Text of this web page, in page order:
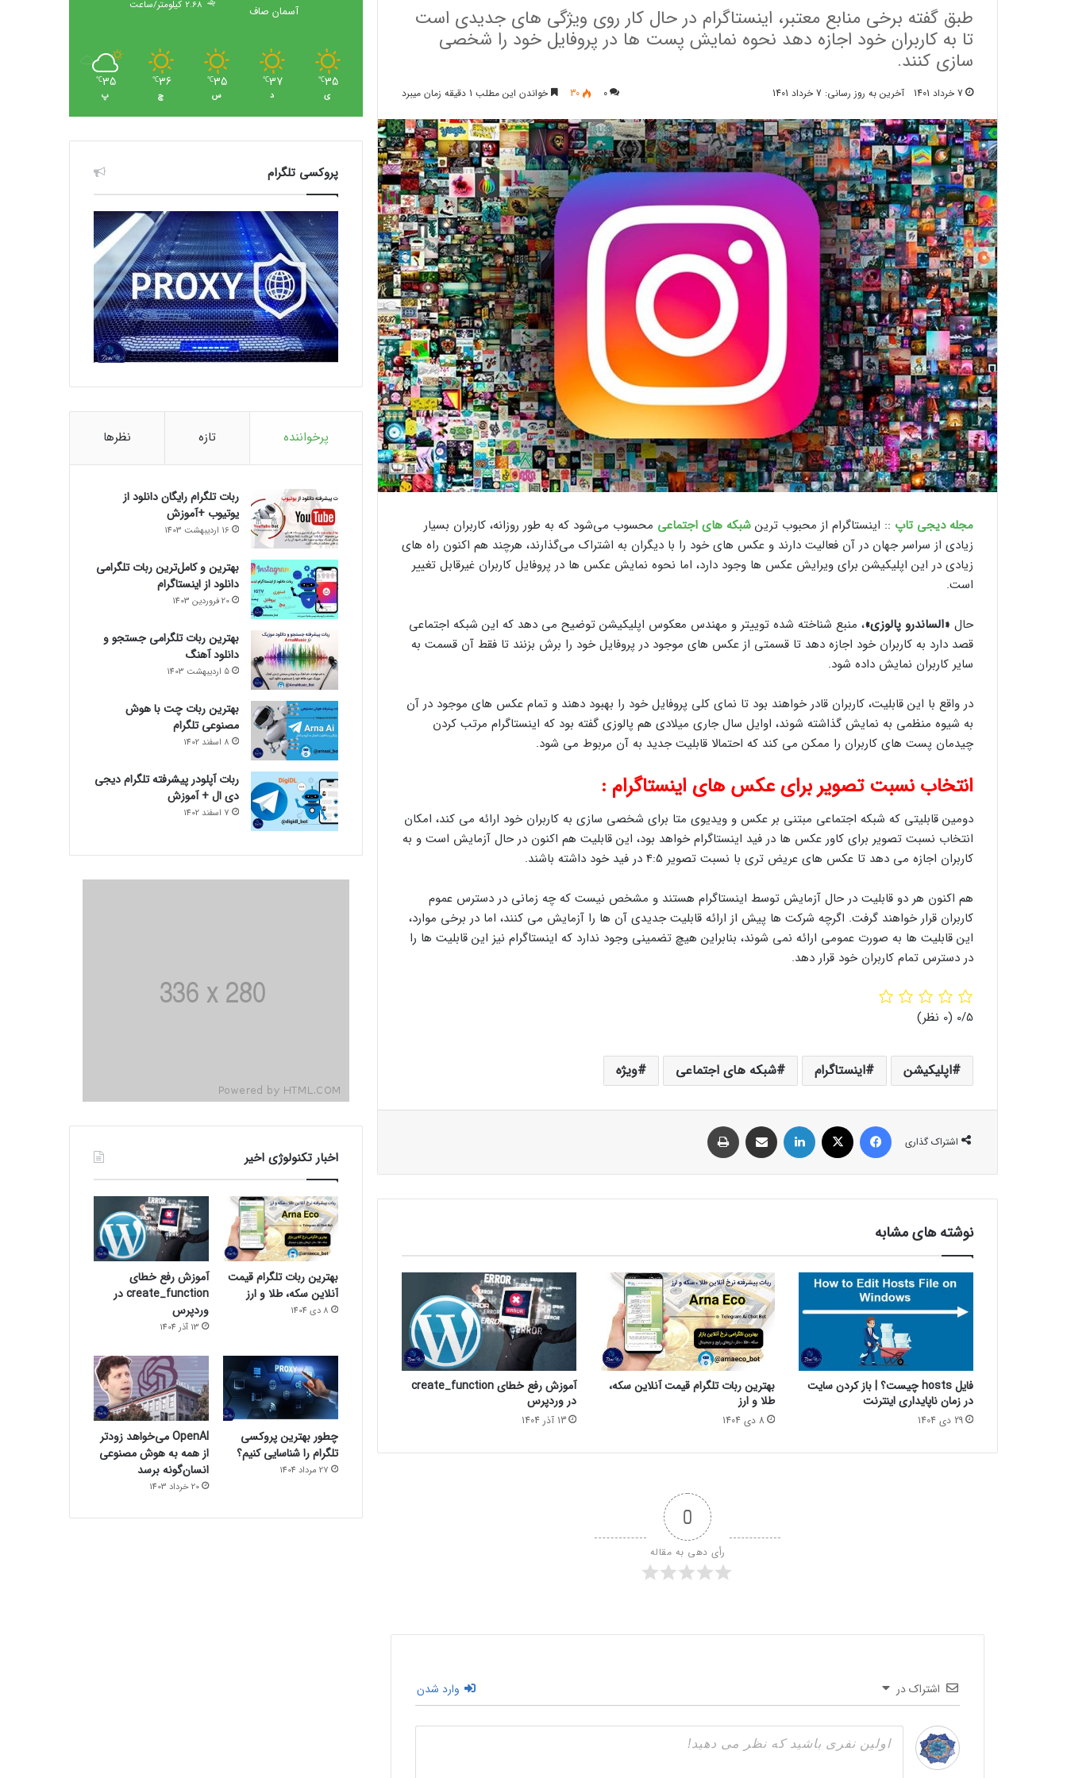
طبق گفته برخی منابع معتبر، اینستاگرام در حال کار روی ویژگی‌ های جدیدی است
تا به کاربران خود اجازه دهد نحوه نمایش پست‌ ها در پروفایل خود را شخصی
‌سازی کنند.
7 خرداد 1401 آخرین به روز رسانی: 7 خرداد 1401 0
30 خواندن این مطلب 1 دقیقه زمان میبرد
مجله دیجی تاپ :: اینستاگرام از محبوب ‌ترین شبکه ‌های اجتماعی محسوب می‌شود که به طور روزانه، کاربران بسیار
زیادی از سراسر جهان در آن فعالیت دارند و عکس ‌های خود را با دیگران به اشتراک می‌گذارند، هرچند هم اکنون راه ‌های
زیادی در این اپلیکیشن برای ویرایش عکس‌ ها وجود دارد، اما نحوه نمایش عکس ‌ها در پروفایل کاربران غیرقابل تغییر
است.
حال «الساندرو پالوزی»، منبع شناخته شده توییتر و مهندس معکوس اپلیکیشن توضیح می ‌دهد که این شبکه اجتماعی
قصد دارد به کاربران خود اجازه دهد تا قسمتی از عکس ‌های موجود در پروفایل خود را برش بزنند تا فقط آن قسمت به
سایر کاربران نمایش داده شود.
در واقع با این قابلیت، کاربران قادر خواهند بود تا نمای کلی پروفایل خود را بهبود دهند و تمام عکس ‌های موجود در آن
به شیوه منظمی به نمایش گذاشته شوند، اوایل سال جاری میلادی هم پالوزی گفته بود که اینستاگرام مرتب کردن
چیدمان پست ‌های کاربران را ممکن می‌ کند که احتمالا قابلیت جدید به آن مربوط می‌ شود.
انتخاب نسبت تصویر برای عکس‌ های اینستاگرام :
دومین قابلیتی که شبکه اجتماعی مبتنی بر عکس و ویدیوی متا برای شخصی ‌سازی به کاربران خود ارائه می‌ کند، امکان
انتخاب نسبت تصویر برای کاور عکس‌ ها در فید اینستاگرام خواهد بود، این قابلیت هم اکنون در حال آزمایش است و به
کاربران اجازه می ‌دهد تا عکس‌ های عریض ‌تری با نسبت تصویر 4:5 در فید خود داشته باشند.
هم اکنون هر دو قابلیت در حال آزمایش توسط اینستاگرام هستند و مشخص نیست که چه زمانی در دسترس عموم
کاربران قرار خواهند گرفت. اگرچه شرکت ‌ها پیش از ارائه قابلیت جدیدی آن ‌ها را آزمایش می ‌کنند، اما در برخی موارد،
این قابلیت ‌ها به صورت عمومی ارائه نمی ‌شوند، بنابراین هیچ تضمینی وجود ندارد که اینستاگرام نیز این قابلیت‌ ها را
در دسترس تمام کاربران خود قرار دهد.
‫0/5 ‫(0 نظر)
اپلیکیشن اینستاگرام شبکه های اجتماعی ویژه
اشتراک گذاری
نوشته های مشابه
فایل hosts چیست؟ | باز کردن سایت
در زمان ناپایداری اینترنت
29 دی 1404
بهترین ربات تلگرام قیمت آنلاین سکه،
طلا و ارز
8 دی 1404
آموزش رفع خطای create_function
در وردپرس
13 آذر 1404
0
رأی دهی به مقاله
اشتراک در وارد شدن
آسمان صاف
2.68 کیلومتر/ساعت
35
℃
ی
37
℃
د
35
℃
س
36
℃
چ
35
℃
پ
پروکسی تلگرام
پرخواننده تازه نظرها
ربات تلگرام رایگان دانلود از
یوتیوب +آموزش
16 اردیبهشت 1403
بهترین و کامل‌ترین ربات تلگرامی
دانلود از اینستاگرام
20 فروردین 1403
بهترین ربات تلگرامی جستجو و
دانلود آهنگ
5 اردیبهشت 1403
بهترین ربات چت با هوش
مصنوعی تلگرام
8 اسفند 1402
ربات آپلودر پیشرفته تلگرام دیجی
دی ال + آموزش
7 اسفند 1402
اخبار تکنولوژی اخیر
بهترین ربات تلگرام قیمت
آنلاین سکه، طلا و ارز
8 دی 1404
آموزش رفع خطای
create_function در
وردپرس
13 آذر 1404
چطور بهترین پروکسی
تلگرام را شناسایی کنیم؟
27 مرداد 1404
OpenAI می‌خواهد زودتر
از همه به هوش مصنوعی
انسان‌گونه برسد
20 خرداد 1403